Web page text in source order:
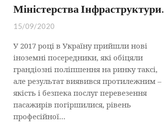
Міністерства Інфраструктури.
15/09/2020
У 2017 році в Україну прийшли нові
іноземні посередники, які обіцяли
грандіозні поліпшення на ринку таксі,
але результат виявився протилежним –
якість і безпека послуг перевезення
пасажирів погіршилися, рівень
професійної…